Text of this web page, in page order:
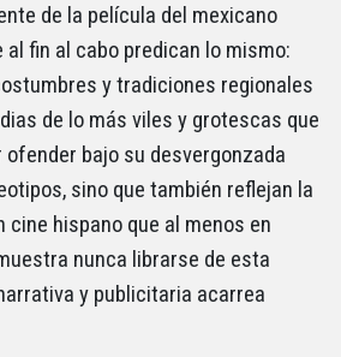
de la película del mexicano
al fin al cabo predican lo mismo:
y tradiciones regionales
de lo más viles y grotescas que
bajo su desvergonzada
sino que también reflejan la
cine hispano que al menos en
nunca librarse de esta
y publicitaria acarrea